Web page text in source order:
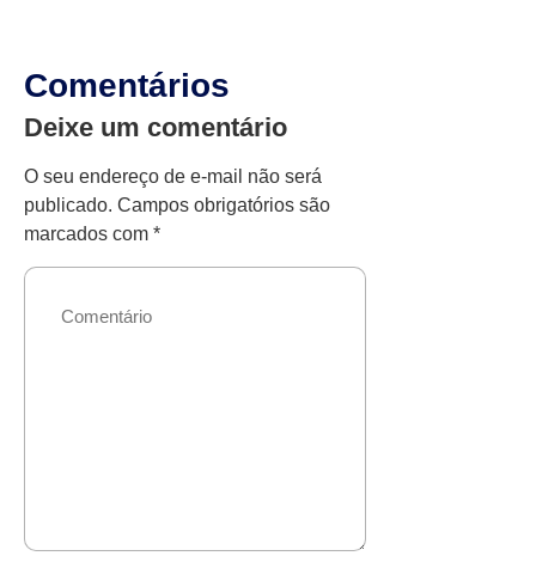
Comentários
Deixe um comentário
O seu endereço de e-mail não será
publicado. Campos obrigatórios são
marcados com *